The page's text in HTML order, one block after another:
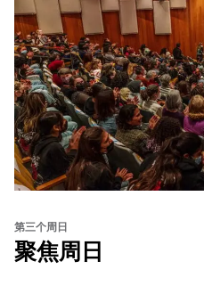
第三个周日
聚焦周日